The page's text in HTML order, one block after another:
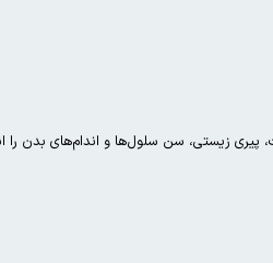
زیستی، سن سلول‌ها و اندام‌های بدن را